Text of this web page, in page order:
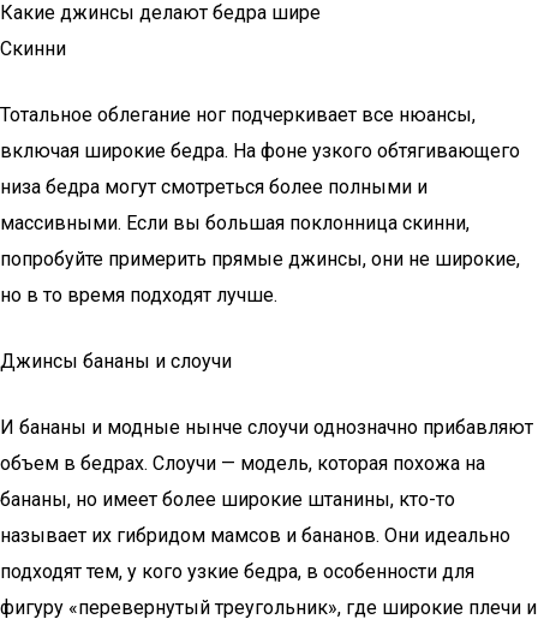
Какие джинсы делают бедра шире
Скинни
Тотальное облегание ног подчеркивает все нюансы,
включая широкие бедра. На фоне узкого обтягивающего
низа бедра могут смотреться более полными и
массивными. Если вы большая поклонница скинни,
попробуйте примерить прямые джинсы, они не широкие,
но в то время подходят лучше.
Джинсы бананы и слоучи
И бананы и модные нынче слоучи однозначно прибавляют
объем в бедрах. Слоучи — модель, которая похожа на
бананы, но имеет более широкие штанины, кто-то
называет их гибридом мамсов и бананов. Они идеально
подходят тем, у кого узкие бедра, в особенности для
фигуру «перевернутый треугольник», где широкие плечи и